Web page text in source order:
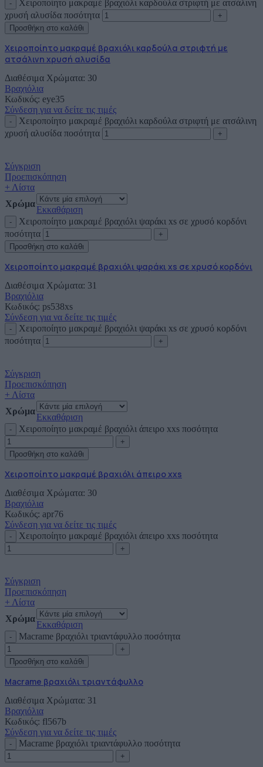
Χειροποίητο μακραμέ βραχιόλι καρδούλα στριφτή με ατσάλινη
χρυσή αλυσίδα ποσότητα
Προσθήκη στο καλάθι
Χειροποίητο μακραμέ βραχιόλι καρδούλα στριφτή με
ατσάλινη χρυσή αλυσίδα
Διαθέσιμα Χρώματα: 30
Βραχιόλια
Κωδικός: eye35
Σύνδεση για να δείτε τις τιμές
Χειροποίητο μακραμέ βραχιόλι καρδούλα στριφτή με ατσάλινη
χρυσή αλυσίδα ποσότητα
Σύγκριση
Προεπισκόπηση
+ Λίστα
Χρώμα
Εκκαθάριση
Χειροποίητο μακραμέ βραχιόλι ψαράκι xs σε χρυσό κορδόνι
ποσότητα
Προσθήκη στο καλάθι
Χειροποίητο μακραμέ βραχιόλι ψαράκι xs σε χρυσό κορδόνι
Διαθέσιμα Χρώματα: 31
Βραχιόλια
Κωδικός: ps538xs
Σύνδεση για να δείτε τις τιμές
Χειροποίητο μακραμέ βραχιόλι ψαράκι xs σε χρυσό κορδόνι
ποσότητα
Σύγκριση
Προεπισκόπηση
+ Λίστα
Χρώμα
Εκκαθάριση
Χειροποίητο μακραμέ βραχιόλι άπειρο xxs ποσότητα
Προσθήκη στο καλάθι
Χειροποίητο μακραμέ βραχιόλι άπειρο xxs
Διαθέσιμα Χρώματα: 30
Βραχιόλια
Κωδικός: apr76
Σύνδεση για να δείτε τις τιμές
Χειροποίητο μακραμέ βραχιόλι άπειρο xxs ποσότητα
Σύγκριση
Προεπισκόπηση
+ Λίστα
Χρώμα
Εκκαθάριση
Macrame βραχιόλι τριαντάφυλλo ποσότητα
Προσθήκη στο καλάθι
Macrame βραχιόλι τριαντάφυλλo
Διαθέσιμα Χρώματα: 31
Βραχιόλια
Κωδικός: fl567b
Σύνδεση για να δείτε τις τιμές
Macrame βραχιόλι τριαντάφυλλo ποσότητα